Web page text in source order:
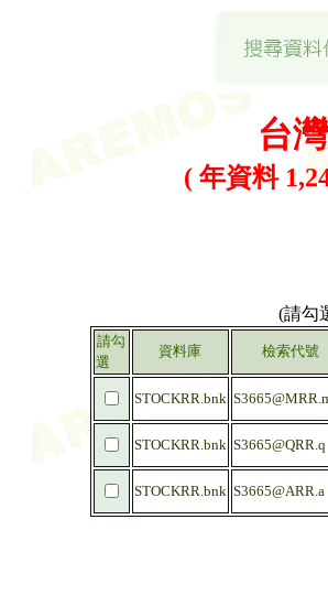
台
( 年資料
(請勾
請勾
選
資料庫 檢索代號
STOCKRR.bnk
STOCKRR.bnk S3665@QRR.q
STOCKRR.bnk S3665@ARR.a